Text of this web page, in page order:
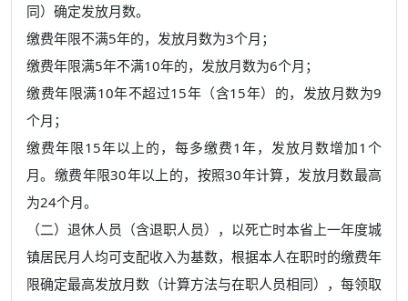
同）确定发放月数。
缴费年限不满5年的，发放月数为3个月；
缴费年限满5年不满10年的，发放月数为6个月；
缴费年限满10年不超过15年（含15年）的，发放月数为9
个月；
缴费年限15年以上的，每多缴费1年，发放月数增加1个
月。缴费年限30年以上的，按照30年计算，发放月数最高
为24个月。
（二）退休人员（含退职人员），以死亡时本省上一年度城
镇居民月人均可支配收入为基数，根据本人在职时的缴费年
限确定最高发放月数（计算方法与在职人员相同），每领取